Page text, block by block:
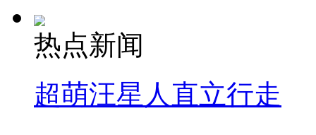
热点新闻
超萌汪星人直立行走